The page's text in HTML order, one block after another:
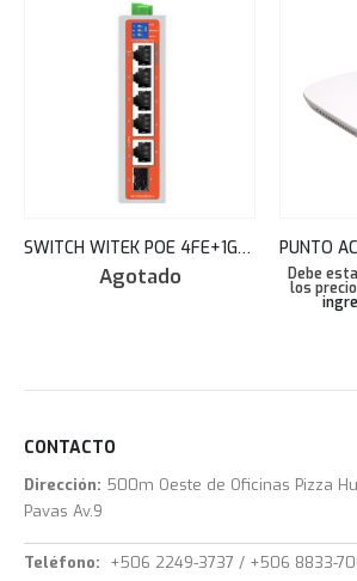
SWITCH WITEK POE 4FE+1GE+1SFP FIBER UPLINK HARDENED WI-PS206GF-I V2
Agotado Debe
los
CONTACTO
Dirección: 500m Oeste de Oficinas Pizza
Pavas Av.9
Teléfono: +506 2249-3737 / +506 8833-